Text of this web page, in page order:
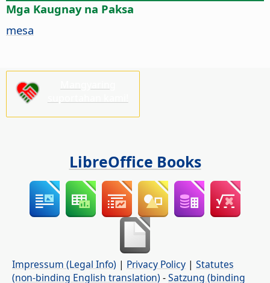
Mga Kaugnay na Paksa
mesa
LibreOffice Books
Impressum (Legal Info) | Privacy Policy | Statutes
(non-binding English translation) -Satzung (binding